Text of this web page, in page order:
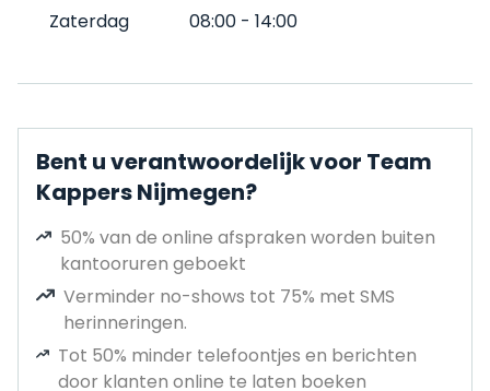
Zaterdag
08:00 - 14:00
Bent u verantwoordelijk voor Team
Kappers Nijmegen?
50% van de online afspraken worden buiten
kantooruren geboekt
Verminder no-shows tot 75% met SMS
herinneringen.
Tot 50% minder telefoontjes en berichten
door klanten online te laten boeken